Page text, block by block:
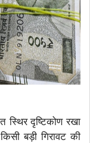
स्थिर दृष्टिकोण रखा
बड़ी गिरावट की